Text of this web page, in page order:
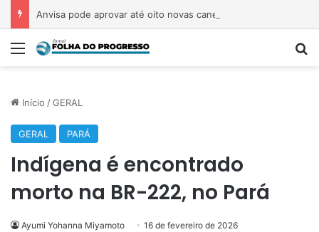
Menu
Início /GERAL
GERAL PARÁ
Indígena é encontrado
morto na BR-222, no Pará
Ayumi Yohanna Miyamoto 16 de fevereiro de 2026